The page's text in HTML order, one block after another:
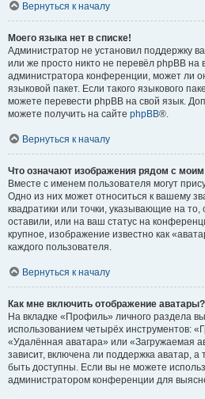
Вернуться к началу
Моего языка нет в списке!
Администратор не установил поддержку
или же просто никто не перевёл phpBB на
администратора конференции, может ли
языковой пакет. Если такого языкового
можете перевести phpBB на свой язык.
можете получить на сайте phpBB®.
Вернуться к началу
Что означают изображения рядом с
Вместе с именем пользователя могут
Одно из них может относиться к вашему
квадратики или точки, указывающие на то,
оставили, или на ваш статус на
крупное, изображение известно как
каждого пользователя.
Вернуться к началу
Как мне включить отображение аватары?
На вкладке «Профиль» личного раздела
использованием четырёх инструментов:
«Удалённая аватара» или «Загружаемая
зависит, включена ли поддержка аватар, а
быть доступны. Если вы не можете
администратором конференции для